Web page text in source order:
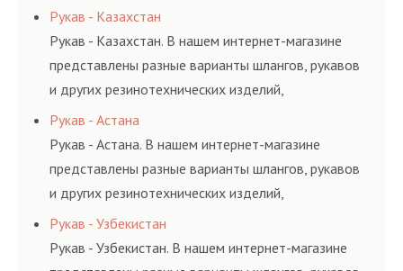
соответствующих ГОСТам, техническим условиям
и нормативам.
Рукав - Казахстан
Рукав - Казахстан. В нашем интернет-магазине
представлены разные варианты шлангов, рукавов
и других резинотехнических изделий,
соответствующих ГОСТам, техническим условиям
и нормативам.
Рукав - Астана
Рукав - Астана. В нашем интернет-магазине
представлены разные варианты шлангов, рукавов
и других резинотехнических изделий,
соответствующих ГОСТам, техническим условиям
и нормативам.
Рукав - Узбекистан
Рукав - Узбекистан. В нашем интернет-магазине